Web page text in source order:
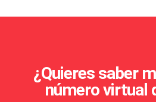
¿Quieres saber
número virtual